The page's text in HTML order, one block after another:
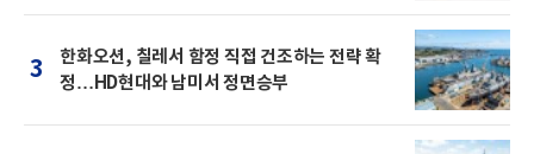
3
한화오션, 칠레서 함정 직접 건조하는 전략 확
정…HD현대와 남미서 정면승부